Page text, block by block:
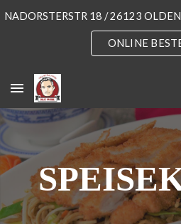
ONLINE